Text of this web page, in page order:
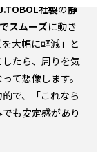
社製の静
スムーズに動き
大幅に軽減」と
たら、周りを気
て想像します。
で、「これなら
も安定感があり